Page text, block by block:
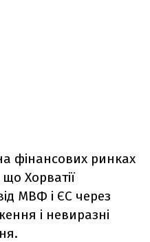
фінансових ринках
Хорватії
МВФ і ЄС через
і невиразні